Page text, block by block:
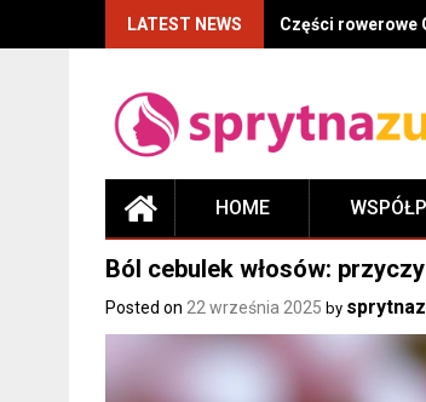
LATEST NEWS Maseczka z
HOME
Ból cebulek włosów:
Posted on 22 września 2025 by